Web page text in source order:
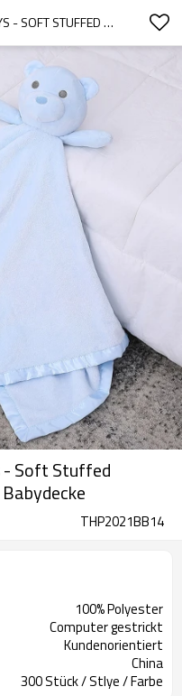
SICHERHEITSDECKE FÜR BABYS - SOFT STUFFED ANIMAL KNITTED GROSSHANDEL BABYDECKE
- Soft Stuffed
THP2021BB14
100% Polyester
Computer gestrickt
Kundenorientiert
China
300 Stück / Stlye / Farbe